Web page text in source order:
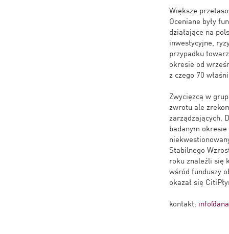
Większe
Oceniane były
działające na
inwestycyjne,
przypadku
okresie od
z czego 70
Zwycięzcą w
zwrotu ale
zarządzających.
badanym
Stabilnego
roku znaleźli się
wśród funduszy
okazał się
kontakt: